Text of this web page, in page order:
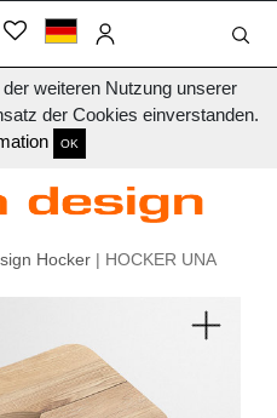
weiteren Nutzung unserer
der Cookies einverstanden.
OK
Hocker | HOCKER UNA